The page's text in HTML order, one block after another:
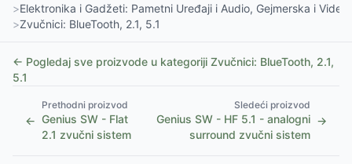
>Elektronika i Gadžeti: Pametni Uređaji i Audio, Gejmerska i Video
>Zvučnici: BlueTooth, 2.1, 5.1
← Pogledaj sve proizvode u kategoriji Zvučnici: BlueTooth, 2.1,
5.1
←
Prethodni proizvod
Genius SW - Flat
2.1 zvučni sistem
Sledeći proizvod
Genius SW - HF 5.1 - analogni
surround zvučni sistem
→